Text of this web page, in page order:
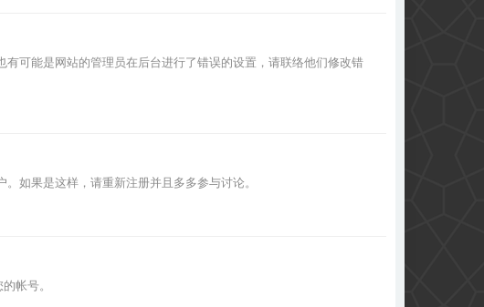
可能是网站的管理员在后台进行了错误的设置，请联络他们修改错
如果是这样，请重新注册并且多多参与讨论。
帐号。